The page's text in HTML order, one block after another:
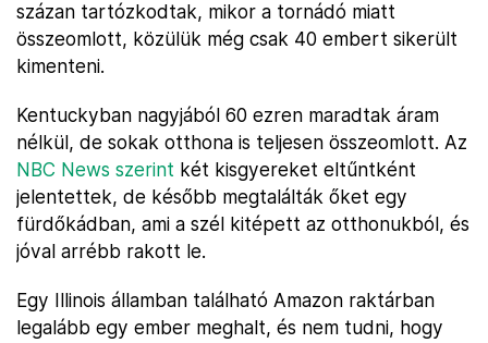
százan tartózkodtak, mikor a tornádó miatt
összeomlott, közülük még csak 40 embert sikerült
kimenteni.
Kentuckyban nagyjából 60 ezren maradtak áram
nélkül, de sokak otthona is teljesen összeomlott. Az
NBC News szerint két kisgyereket eltűntként
jelentettek, de később megtalálták őket egy
fürdőkádban, ami a szél kitépett az otthonukból, és
jóval arrébb rakott le.
Egy Illinois államban található Amazon raktárban
legalább egy ember meghalt, és nem tudni, hogy